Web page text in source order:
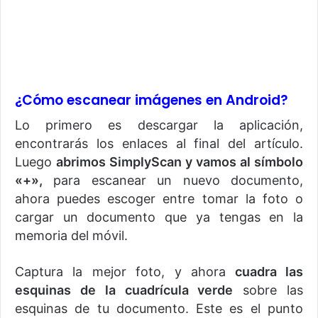
¿Cómo escanear imágenes en Android?
Lo primero es descargar la aplicación,
encontrarás los enlaces al final del artículo.
Luego abrimos SimplyScan y vamos al símbolo
«+», para escanear un nuevo documento,
ahora puedes escoger entre tomar la foto o
cargar un documento que ya tengas en la
memoria del móvil.
Captura la mejor foto, y ahora cuadra las
esquinas de la cuadrícula verde sobre las
esquinas de tu documento. Este es el punto